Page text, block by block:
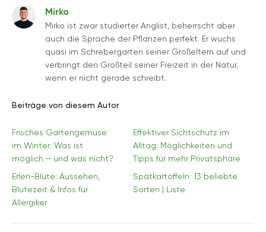
Mirko
Mirko ist zwar studierter Anglist, beherrscht aber
auch die Sprache der Pflanzen perfekt. Er wuchs
quasi im Schrebergarten seiner Großeltern auf und
verbringt den Großteil seiner Freizeit in der Natur,
wenn er nicht gerade schreibt.
Beiträge von diesem Autor
Frisches Gartengemüse
im Winter: Was ist
möglich – und was nicht?
Effektiver Sichtschutz im
Alltag: Möglichkeiten und
Tipps für mehr Privatsphäre
Erlen-Blüte: Aussehen,
Blütezeit & Infos für
Allergiker
Spätkartoffeln: 13 beliebte
Sorten | Liste